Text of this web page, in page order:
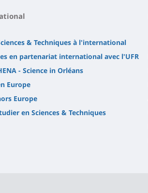
& Techniques à l'international
en partenariat international avec l'UFR
- Science in Orléans
Europe
Europe
en Sciences & Techniques